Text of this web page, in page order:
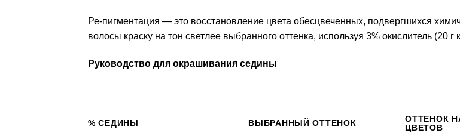
Ре-пигментация — это восстановление цвета обесцвеченных, подвергшихся
волосы краску на тон светлее выбранного оттенка, используя 3% окислитель (20 г
Руководство для окрашивания седины
% СЕДИНЫ ВЫБРАННЫЙ ОТТЕНОК
ОТТЕНОК
ЦВЕТОВ